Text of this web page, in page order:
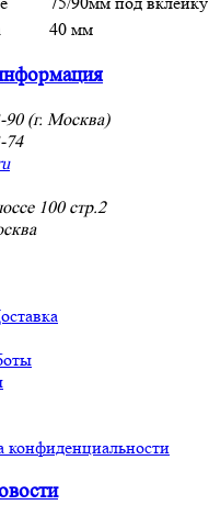
40 мм
90 (г. Москва)
74
100 стр.2
конфиденциальности